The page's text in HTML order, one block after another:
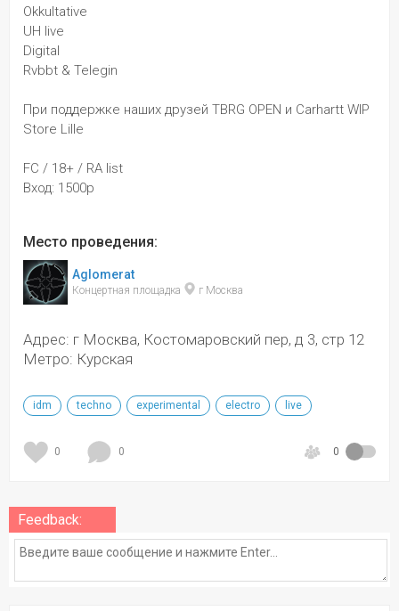
Okkultative
UH live
Digital
Rvbbt & Telegin
При поддержке наших друзей TBRG OPEN и Carhartt WIP
Store Lille
FC / 18+ / RA list
Вход: 1500р
Место проведения:
Aglomerat
Концертная площадка г Москва
Адрес: г Москва, Костомаровский пер, д 3, стр 12
Метро: Курская
idm techno experimental electro live
0 0 0
Feedback: